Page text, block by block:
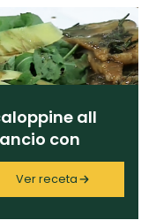
all
con
Ver receta